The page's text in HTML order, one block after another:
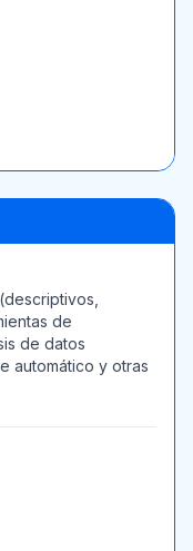
de
de datos
automático y otras